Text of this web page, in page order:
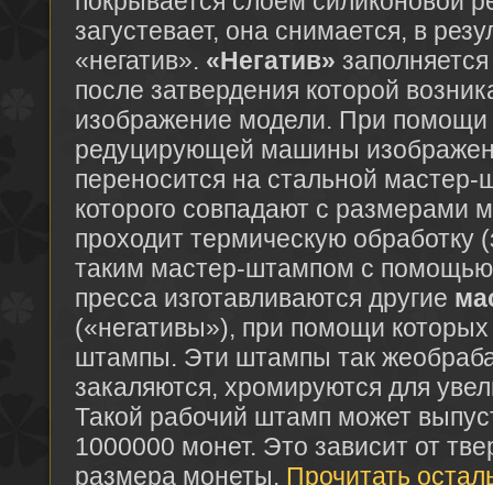
загустевает, она снимается, в
«негатив». «Негатив»
после затвердения которой
изображение модели. При помощи
редуцирующей машины
переносится на стальной
которого совпадают с
проходит термическую обработку
таким мастер-штампом с помощью
пресса изготавливаются другие
(«негативы»), при помощи
штампы. Эти штампы так
закаляются, хромируются для
Такой рабочий штамп может
1000000 монет. Это зависит от
размера монеты. Прочитать